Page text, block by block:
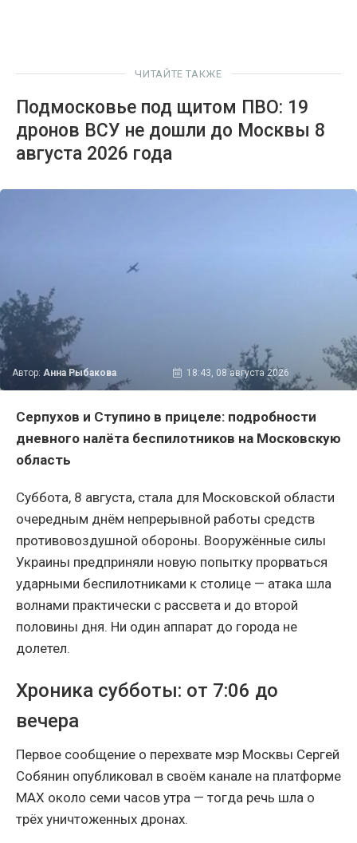
ЧИТАЙТЕ ТАКЖЕ
Подмосковье под щитом ПВО: 19
дронов ВСУ не дошли до Москвы 8
августа 2026 года
Автор: Анна Рыбакова 18:43, 08 августа 2026
Серпухов и Ступино в прицеле: подробности
дневного налёта беспилотников на Московскую
область
Суббота, 8 августа, стала для Московской области
очередным днём непрерывной работы средств
противовоздушной обороны. Вооружённые силы
Украины предприняли новую попытку прорваться
ударными беспилотниками к столице — атака шла
волнами практически с рассвета и до второй
половины дня. Ни один аппарат до города не
долетел.
Хроника субботы: от 7:06 до
вечера
Первое сообщение о перехвате мэр Москвы Сергей
Собянин опубликовал в своём канале на платформе
МАХ около семи часов утра — тогда речь шла о
трёх уничтоженных дронах.